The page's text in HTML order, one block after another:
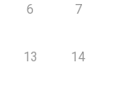
6 7
13 14